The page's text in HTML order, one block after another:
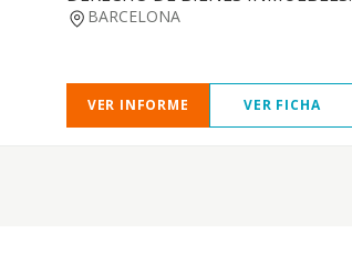
BARCELONA
VER INFORME VER FICHA